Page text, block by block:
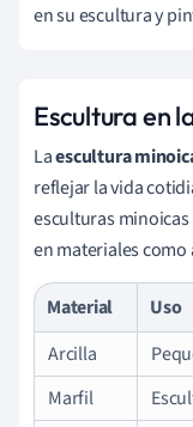
en su escultura y
Escultura en
Laescultura
reflejar la vida
esculturas
en materiales
Material
Uso
Arcilla
Marfil